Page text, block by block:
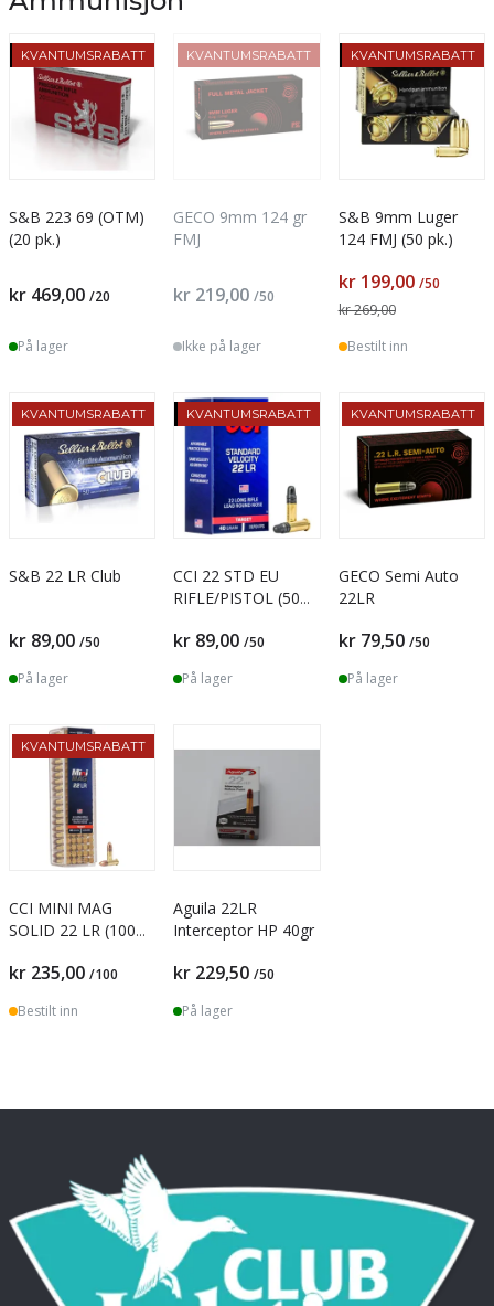
TILBUD
KVANTUMSRABATT
S&B 223 69 (OTM)
(20 pk.)
kr 469,00 /20
På lager
KVANTUMSRABATT
GECO 9mm 124 gr
FMJ
kr 219,00 /50
Ikke på lager
TILBUD -26%
KVANTUMSRABATT
S&B 9mm Luger
124 FMJ (50 pk.)
kr 199,00 /50
kr 269,00
Bestilt inn
KVANTUMSRABATT
S&B 22 LR Club
kr 89,00 /50
På lager
TILBUD
KVANTUMSRABATT
CCI 22 STD EU
RIFLE/PISTOL (50
kr 89,00 /50
På lager
KVANTUMSRABATT
GECO Semi Auto
22LR
kr 79,50 /50
På lager
KVANTUMSRABATT
CCI MINI MAG
SOLID 22 LR (100
kr 235,00 /100
Bestilt inn
Aguila 22LR
Interceptor HP 40gr
kr 229,50 /50
På lager